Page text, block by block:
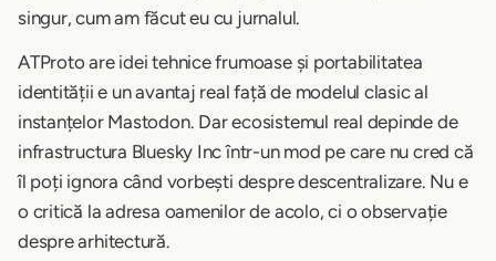
singur, cum am făcut eu cu jurnalul.
ATProto are idei tehnice frumoase și portabilitatea
identității e un avantaj real față de modelul clasic al
instanțelor Mastodon. Dar ecosistemul real depinde de
infrastructura Bluesky Inc într-un mod pe care nu cred că
îl poți ignora când vorbești despre descentralizare. Nu e
o critică la adresa oamenilor de acolo, ci o observație
despre arhitectură.